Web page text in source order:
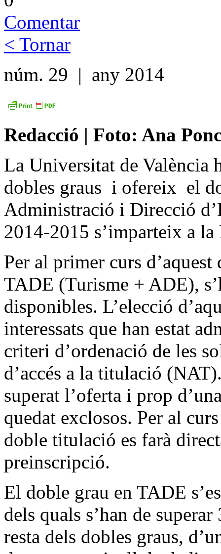
Comentar
< Tornar
núm. 29 | any 2014
Redacció | Foto: Ana
La Universitat de València
dobles graus i ofereix el
Administració i Direcció
2014-2015 s’imparteix a
Per al primer curs
TADE (Turisme + ADE),
disponibles. L’elecció
interessats que han estat
criteri d’ordenació de les
d’accés a la titulació
superat l’oferta i prop
quedat exclosos. Per al
doble titulació es farà
preinscripció.
El doble grau en TADE
dels quals s’han de
resta dels dobles graus,